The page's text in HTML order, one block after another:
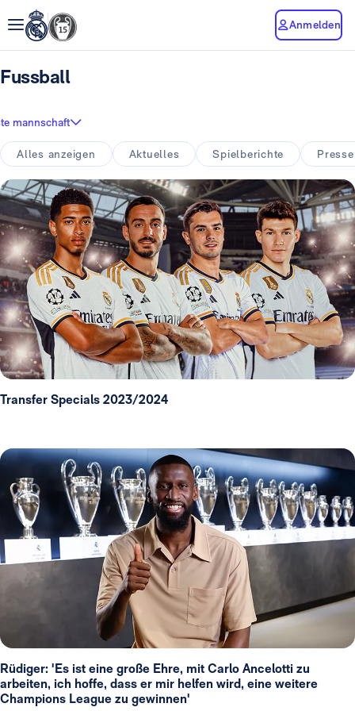
Anmelden
Fussball
mannschaft
Alles anzeigen Aktuelles Spielberichte
Transfer Specials 2023/2024
Rüdiger: 'Es ist eine große Ehre, mit Carlo Ancelotti zu
arbeiten, ich hoffe, dass er mir helfen wird, eine weitere
Champions League zu gewinnen'